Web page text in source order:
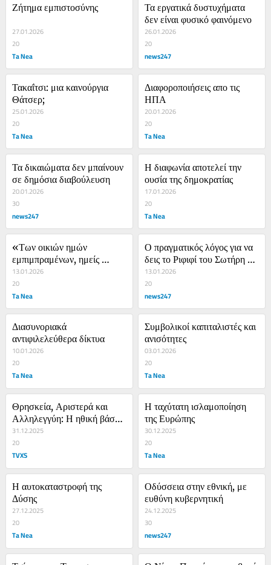
Ζήτημα εμπιστοσύνης
27.01.2026
20
Ta Nea
Τα εργατικά δυστυχήματα
δεν είναι φυσικό φαινόμενο
26.01.2026
20
news247
Τακαΐτσι: μια καινούργια
Θάτσερ;
25.01.2026
20
Ta Nea
Διαφοροποιήσεις απο τις
ΗΠΑ
20.01.2026
20
Ta Nea
Τα δικαιώματα δεν μπαίνουν
σε δημόσια διαβούλευση
20.01.2026
30
news247
Η διαφωνία αποτελεί την
ουσία της δημοκρατίας
17.01.2026
20
Ta Nea
«Των οικιών ημών
εμπιμπραμένων, ημείς
άδομεν»
13.01.2026
20
Ta Nea
Ο πραγματικός λόγος για να
δεις το Ριφιφί του Σωτήρη
Τσαφούλια
13.01.2026
20
news247
Διασυνοριακά
αντιφιλελεύθερα δίκτυα
10.01.2026
20
Ta Nea
Συμβολικοί καπιταλιστές και
ανισότητες
03.01.2026
20
Ta Nea
Θρησκεία, Αριστερά και
Αλληλεγγύη: Η ηθική βάση
για μία κοινωνικά δίκαιη
Ευρώπη
31.12.2025
20
TVXS
Η ταχύτατη ισλαμοποίηση
της Ευρώπης
30.12.2025
20
Ta Nea
Η αυτοκαταστροφή της
Δύσης
27.12.2025
20
Ta Nea
Οδύσσεια στην εθνική, με
ευθύνη κυβερνητική
24.12.2025
30
news247